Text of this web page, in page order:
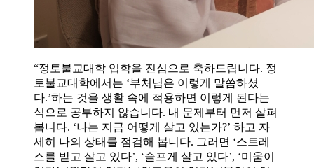
“정토불교대학 입학을 진심으로 축하드립니다. 정
토불교대학에서는 ‘부처님은 이렇게 말씀하셨
다.’하는 것을 생활 속에 적용하면 이렇게 된다는
식으로 공부하지 않습니다. 내 문제부터 먼저 살펴
봅니다. ‘나는 지금 어떻게 살고 있는가?’ 하고 자
세히 나의 상태를 점검해 봅니다. 그러면 ‘스트레
스를 받고 살고 있다’, ‘슬프게 살고 있다’, ‘미움이